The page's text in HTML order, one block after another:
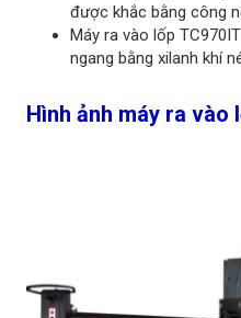
được khắc bằng công
Máy ra vào lốp
ngang bằng xilanh khí
Hình ảnh máy ra vào